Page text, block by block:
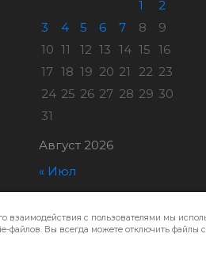
Август 2026
1
2
3
4 5 6 7 8
9
10 11 12 13 14 15 16
17 18 19 20 21 22 23
24 25 26 27 28 29 30
31
« Июл
Город32
взаимодействия с пользователями мы
файлов. Вы всегда можете отключить файлы